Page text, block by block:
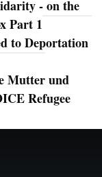
- on the
Part 1
to Deportation
Mutter und
Refugee